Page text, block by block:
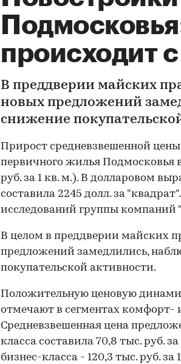
происходит
В преддверии майских
новых предложений
снижение
Прирост средневзвешенной
первичного жилья Подмосковья
руб. за 1 кв. м.). В долларовом
составила 2245 долл. за
исследований группы компаний
В целом в преддверии майских
предложений замедлились,
покупательской активности.
Положительную ценовую
отмечают в сегментах комфорт-
Средневзвешенная цена
класса составила 70,8 тыс. руб.
бизнес-класса - 120,3 тыс. руб.